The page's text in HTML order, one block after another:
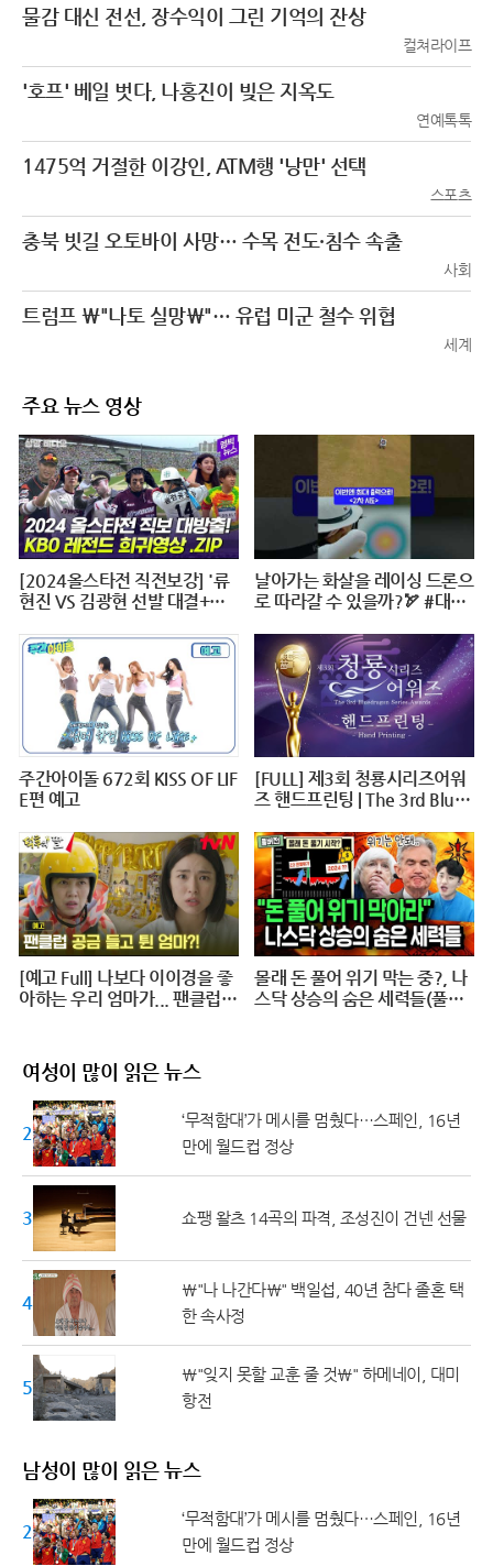
물감 대신 전선, 장수익이 그린 기억의 잔상
컬쳐라이프
'호프' 베일 벗다, 나홍진이 빚은 지옥도
연예톡톡
1475억 거절한 이강인, ATM행 '낭만' 선택
스포츠
충북 빗길 오토바이 사망… 수목 전도·침수 속출
사회
트럼프 \"나토 실망\"… 유럽 미군 철수 위협
세계
주요 뉴스 영상
[2024올스타전 직전보강] '류
현진 VS 김광현 선발 대결+이
날아가는 화살을 레이싱 드론으
로 따라갈 수 있을까?🏹 #대작
궁 #다큐 #shorts #240724저
녁7시40분 #KBS1TV
주간아이돌 672회 KISS OF LIF
E편 예고
[FULL] 제3회 청룡시리즈어워
즈 핸드프린팅 | The 3rd Blue
printing @ 20240625
[예고 Full] 나보다 이이경을 좋
아하는 우리 엄마가... 팬클럽
몰래 돈 풀어 위기 막는 중?, 나
스닥 상승의 숨은 세력들(풀버
여성이 많이 읽은 뉴스
20대 ↓
‘무적함대’가 메시를 멈췄다…스페인, 16년
만에 월드컵 정상
30대 쇼팽 왈츠 14곡의 파격, 조성진이 건넨 선물
40대
\"나 나간다\" 백일섭, 40년 참다 졸혼 택
한 속사정
50대 ↑
\"잊지 못할 교훈 줄 것\" 하메네이, 대미
항전
남성이 많이 읽은 뉴스
20대 ↓
‘무적함대’가 메시를 멈췄다…스페인, 16년
만에 월드컵 정상